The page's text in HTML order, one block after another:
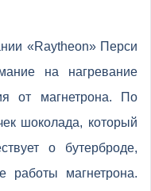
«Raytheon» Перси
на нагревание
от магнетрона. По
шоколада, который
о бутерброде,
работы магнетрона.